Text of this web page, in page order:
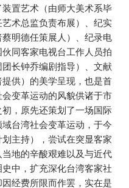
置艺术（由师大美术系毕
术总监负责布展）、纪实
明德任策展人）、纪录电
同客家电视台工作人员拍
长钟乔编剧指导）、文献
供）的美学呈现，也是首
变革运动的风貌供诸于市
，原先还策划了一场国际
台湾社会变革运动，于今
主持），尝试在突显客家
地的辛酸艰难以及与近代
中，扩充深化台湾客家社
经费所限而作罢，实在是